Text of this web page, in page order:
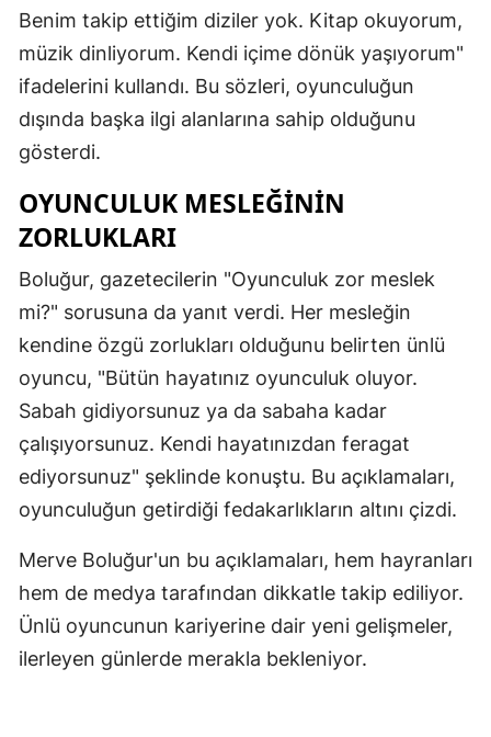
Kırklareli
Kırşehir
Malatya
Manisa
Muş
Nevşehir
Niğde
Ordu
Benim takip ettiğim diziler yok. Kitap okuyorum,
müzik dinliyorum. Kendi içime dönük yaşıyorum"
ifadelerini kullandı. Bu sözleri, oyunculuğun
dışında başka ilgi alanlarına sahip olduğunu
gösterdi.
OYUNCULUK MESLEĞININ
ZORLUKLARI
Boluğur, gazetecilerin "Oyunculuk zor meslek
mi?" sorusuna da yanıt verdi. Her mesleğin
kendine özgü zorlukları olduğunu belirten ünlü
oyuncu, "Bütün hayatınız oyunculuk oluyor.
Sabah gidiyorsunuz ya da sabaha kadar
çalışıyorsunuz. Kendi hayatınızdan feragat
ediyorsunuz" şeklinde konuştu. Bu açıklamaları,
oyunculuğun getirdiği fedakarlıkların altını çizdi.
Merve Boluğur'un bu açıklamaları, hem hayranları
hem de medya tarafından dikkatle takip ediliyor.
Ünlü oyuncunun kariyerine dair yeni gelişmeler,
ilerleyen günlerde merakla bekleniyor.